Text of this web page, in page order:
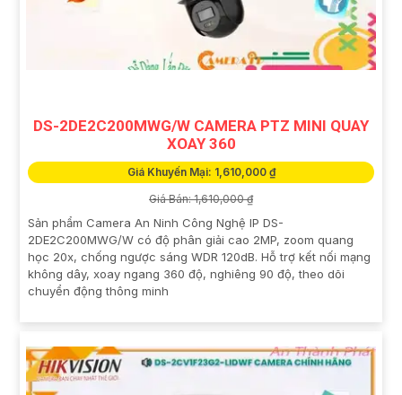
DS-2DE2C200MWG/W CAMERA PTZ MINI QUAY
XOAY 360
Giá Khuyến Mại: 1,610,000 ₫
Giá Bán: 1,610,000 ₫
Sản phẩm Camera An Ninh Công Nghệ IP DS-
2DE2C200MWG/W có độ phân giải cao 2MP, zoom quang
học 20x, chống ngược sáng WDR 120dB. Hỗ trợ kết nối mạng
không dây, xoay ngang 360 độ, nghiêng 90 độ, theo dõi
chuyển động thông minh